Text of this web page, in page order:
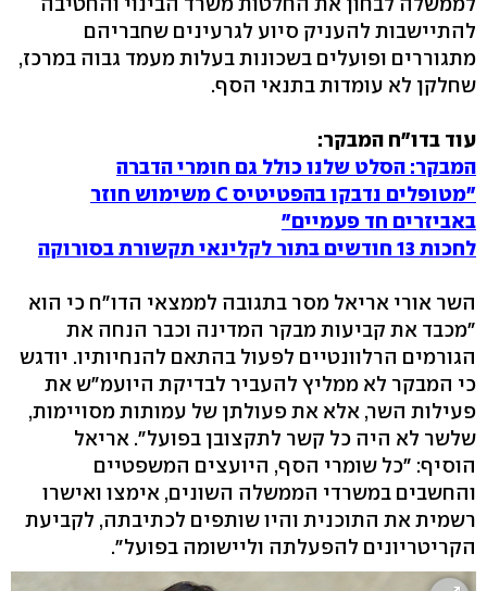
להתיישבות להעניק סיוע לגרעינים שחבריהם
מתגוררים ופועלים בשכונות בעלות מעמד גבוה במרכז,
שחלקן לא עומדות בתנאי הסף.
עוד בדו"ח המבקר:
המבקר: הסלט שלנו כולל גם חומרי הדברה‏
"מטופלים נדבקו בהפטיטיס C משימוש חוזר
באביזרים חד פעמיים"
לחכות 13 חודשים בתור לקלינאי תקשורת בסורוקה
השר אורי אריאל מסר בתגובה לממצאי הדו"ח כי הוא
"מכבד את קביעות מבקר המדינה וכבר הנחה את
הגורמים הרלוונטיים לפעול בהתאם להנחיותיו. יודגש
כי המבקר לא ממליץ להעביר לבדיקת היועמ"ש את
פעילות השר, אלא את פעולתן של עמותות מסויימות,
שלשר לא היה כל קשר לתקצובן בפועל". אריאל
הוסיף: "כל שומרי הסף, היועצים המשפטיים
והחשבים במשרדי הממשלה השונים, אימצו ואישרו
רשמית את התוכנית והיו שותפים לכתיבתה, לקביעת
הקריטריונים להפעלתה וליישומה בפועל".